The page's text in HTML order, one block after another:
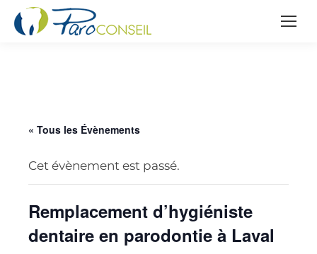
« Tous les Évènements
Cet évènement est passé.
Remplacement d’hygiéniste
dentaire en parodontie à Laval